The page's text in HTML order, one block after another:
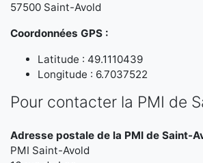
57500 Saint-Avold
Coordonnées GPS :
Latitude : 49.1110439
Longitude : 6.7037522
Pour contacter la PMI de
Adresse postale de la PMI de Saint-
PMI Saint-Avold